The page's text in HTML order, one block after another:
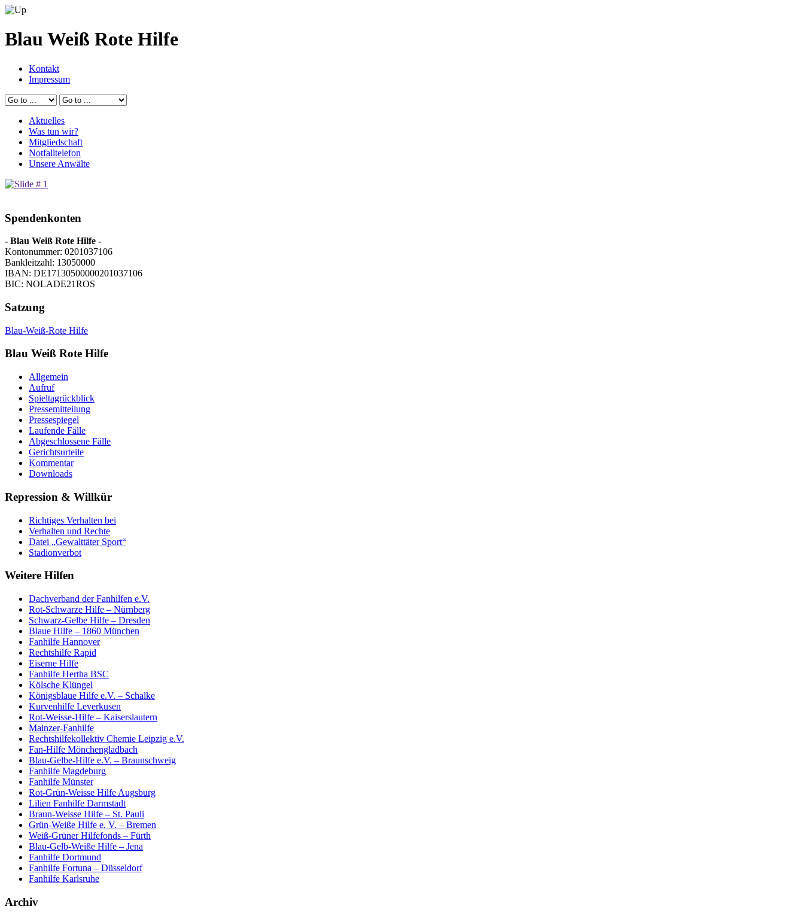
Blau Weiß Rote Hilfe
Kontakt
Impressum
Aktuelles
Was tun wir?
Mitgliedschaft
Notfalltelefon
Unsere Anwälte
Spendenkonten
- Blau Weiß Rote Hilfe -
Kontonummer: 0201037106
Bankleitzahl: 13050000
IBAN: DE17130500000201037106
BIC: NOLADE21ROS
Satzung
Blau-Weiß-Rote Hilfe
Blau Weiß Rote Hilfe
Allgemein
Aufruf
Spieltagrückblick
Pressemitteilung
Pressespiegel
Laufende Fälle
Abgeschlossene Fälle
Gerichtsurteile
Kommentar
Downloads
Repression & Willkür
Richtiges Verhalten bei
Verhalten und Rechte
Datei „Gewalttäter Sport“
Stadionverbot
Weitere Hilfen
Dachverband der Fanhilfen e.V.
Rot-Schwarze Hilfe – Nürnberg
Schwarz-Gelbe Hilfe – Dresden
Blaue Hilfe – 1860 München
Fanhilfe Hannover
Rechtshilfe Rapid
Eiserne Hilfe
Fanhilfe Hertha BSC
Kölsche Klüngel
Königsblaue Hilfe e.V. – Schalke
Kurvenhilfe Leverkusen
Rot-Weisse-Hilfe – Kaiserslautern
Mainzer-Fanhilfe
Rechtshilfekollektiv Chemie Leipzig e.V.
Fan-Hilfe Mönchengladbach
Blau-Gelbe-Hilfe e.V. – Braunschweig
Fanhilfe Magdeburg
Fanhilfe Münster
Rot-Grün-Weisse Hilfe Augsburg
Lilien Fanhilfe Darmstadt
Braun-Weisse Hilfe – St. Pauli
Grün-Weiße Hilfe e. V. – Bremen
Weiß-Grüner Hilfefonds – Fürth
Blau-Gelb-Weiße Hilfe – Jena
Fanhilfe Dortmund
Fanhilfe Fortuna – Düsseldorf
Fanhilfe Karlsruhe
Archiv